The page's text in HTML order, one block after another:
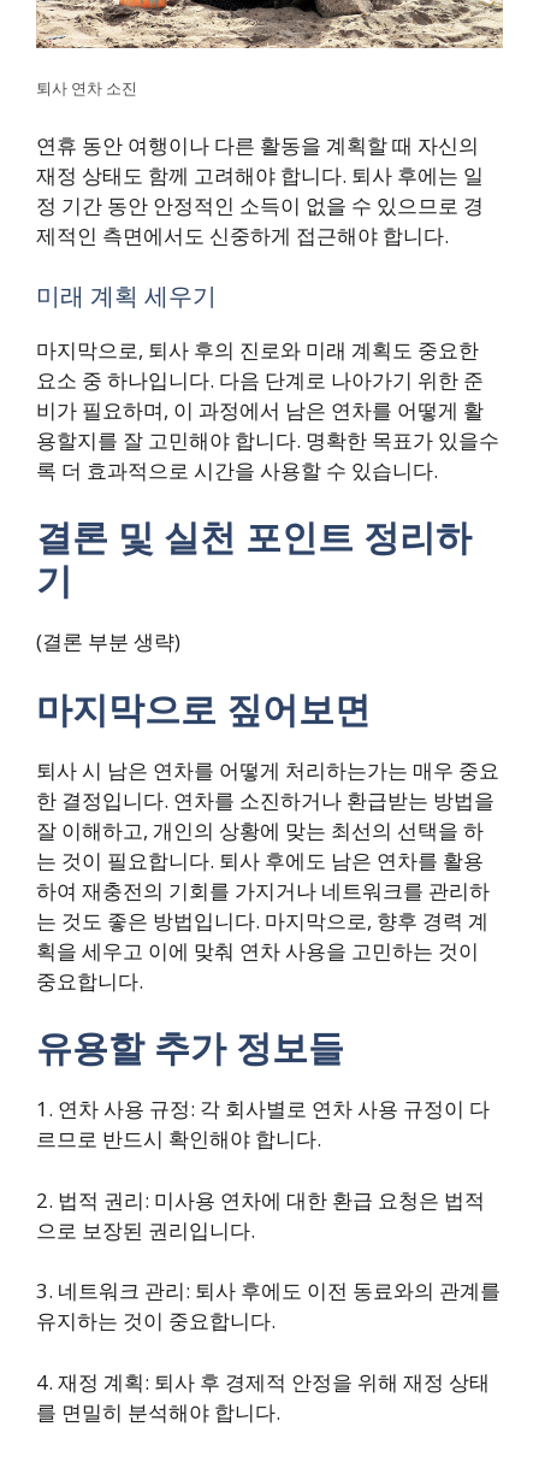
퇴사 연차 소진
연휴 동안 여행이나 다른 활동을 계획할 때 자신의
재정 상태도 함께 고려해야 합니다. 퇴사 후에는 일
정 기간 동안 안정적인 소득이 없을 수 있으므로 경
제적인 측면에서도 신중하게 접근해야 합니다.
미래 계획 세우기
마지막으로, 퇴사 후의 진로와 미래 계획도 중요한
요소 중 하나입니다. 다음 단계로 나아가기 위한 준
비가 필요하며, 이 과정에서 남은 연차를 어떻게 활
용할지를 잘 고민해야 합니다. 명확한 목표가 있을수
록 더 효과적으로 시간을 사용할 수 있습니다.
결론 및 실천 포인트 정리하
기
(결론 부분 생략)
마지막으로 짚어보면
퇴사 시 남은 연차를 어떻게 처리하는가는 매우 중요
한 결정입니다. 연차를 소진하거나 환급받는 방법을
잘 이해하고, 개인의 상황에 맞는 최선의 선택을 하
는 것이 필요합니다. 퇴사 후에도 남은 연차를 활용
하여 재충전의 기회를 가지거나 네트워크를 관리하
는 것도 좋은 방법입니다. 마지막으로, 향후 경력 계
획을 세우고 이에 맞춰 연차 사용을 고민하는 것이
중요합니다.
유용할 추가 정보들
1. 연차 사용 규정: 각 회사별로 연차 사용 규정이 다
르므로 반드시 확인해야 합니다.
2. 법적 권리: 미사용 연차에 대한 환급 요청은 법적
으로 보장된 권리입니다.
3. 네트워크 관리: 퇴사 후에도 이전 동료와의 관계를
유지하는 것이 중요합니다.
4. 재정 계획: 퇴사 후 경제적 안정을 위해 재정 상태
를 면밀히 분석해야 합니다.